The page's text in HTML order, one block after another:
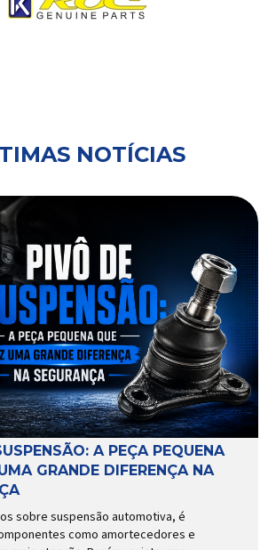
NOTÍCIAS
A PEÇA PEQUENA
GRANDE DIFERENÇA NA
sobre suspensão automotiva, é
como amortecedores e